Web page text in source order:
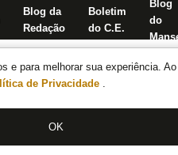
e para melhorar sua experiência.
de Privacidade .
OK
Blog da
Redação
Boletim
do C.E.
Blog
do